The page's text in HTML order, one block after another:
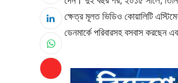
ক্ষেত্র মূলত ভিডিও কোয়ালিটি
ডেনমার্কে পরিবারসহ বসবাস করছেন